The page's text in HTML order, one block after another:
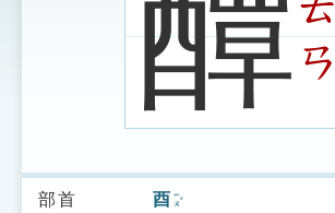
索引選單
醰ㄊ
ㄢ
部首 酉 ㄧㄡˇ